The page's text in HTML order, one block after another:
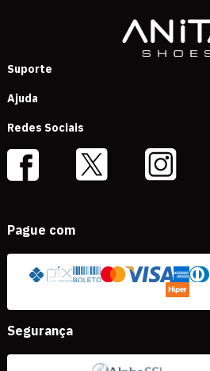
Suporte
Ajuda
Redes Sociais
Pague com
Segurança